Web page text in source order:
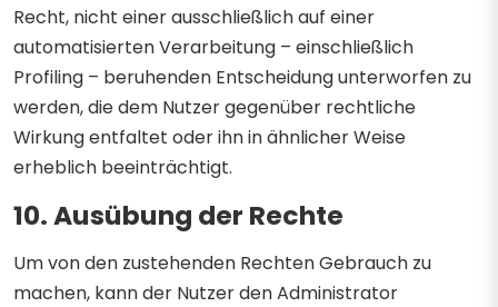
Recht, nicht einer ausschließlich auf einer
automatisierten Verarbeitung – einschließlich
Profiling – beruhenden Entscheidung unterworfen zu
werden, die dem Nutzer gegenüber rechtliche
Wirkung entfaltet oder ihn in ähnlicher Weise
erheblich beeinträchtigt.
10. Ausübung der Rechte
Um von den zustehenden Rechten Gebrauch zu
machen, kann der Nutzer den Administrator